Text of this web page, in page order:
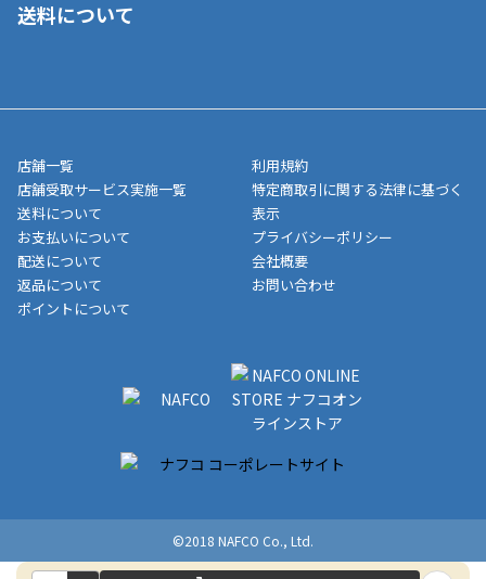
■代金引換(代引)※手数料がかかります
■商品によっては一部決済方法が使用できない場合がございま
す。
ご注文が確認出来次第、1～4営業日に発送いたします。「お取り
業日にてお引渡しとなります。(離島などの場合、例外もあります)
メーカー直送品など一部商品については、その他商品との購入に
制限がかかる場合がございます。また発送日についても、通常と
異なる場合がございます。対象商品の説明ページをご確認くださ
い。
■店舗受取をご選択いただいた場合
ご注文が確認出来次第、お受取される店舗在庫を使用してご準備
をさせていただきます。店舗に在庫がない場合は店舗よりお取り
いただく場合がございます。店舗準備でのお渡しとなる為、商品
のみの受け渡しとなります。（箱や納品書は付属しておりませ
ん）店舗で準備が出来次第、メールにてご連絡させていただきま
送料について
店舗一覧
店舗受取サービス実施一覧
送料について
お支払いについて
配送について
返品について
ポイントについて
利用規約
特定商取引に関する法律に基づく
表示
プライバシーポリシー
会社概要
お問い合わせ
©2018 NAFCO Co., Ltd.